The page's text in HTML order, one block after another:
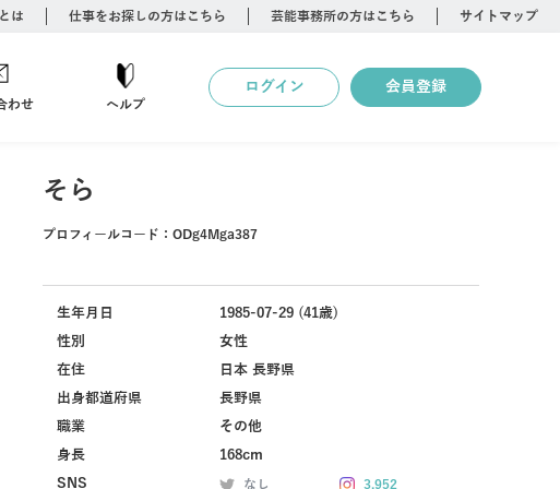
は 仕事をお探しの方はこちら 芸能事務所の方はこちら サイトマップ
わせ ヘルプ
ログイン 会員登録
そら
プロフィールコード： ODg4Mga387
生年月日
1985-07-29 (41歳)
性別
女性
在住
日本 長野県
出身都道府県
長野県
職業
その他
身長
168cm
SNS
なし 3,952